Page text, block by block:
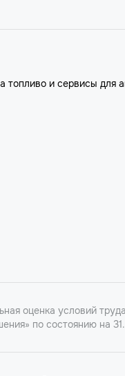
топливо и сервисы для
оценка условий труда
по состоянию на